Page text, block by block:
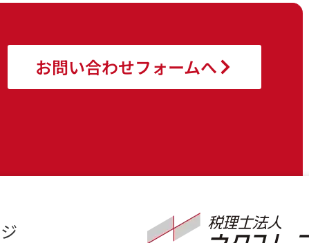
お問い合わせフォームへ